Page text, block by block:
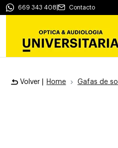
669 343 408 Contacto
Volver | Home Gafas de sol